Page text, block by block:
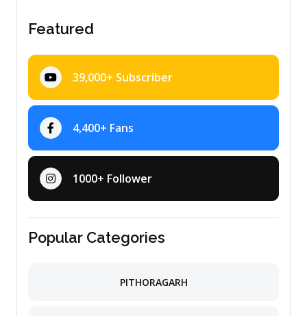
Featured
39,000+ Subscriber
4,400+ Fans
1000+ Follower
Popular Categories
PITHORAGARH